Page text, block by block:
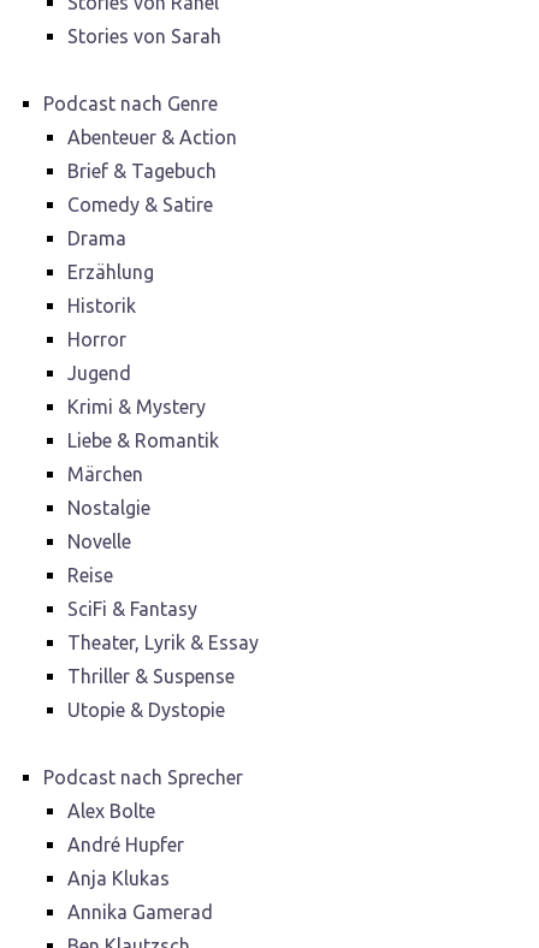
Stories von Sarah
Podcast nach Genre
Abenteuer & Action
Brief & Tagebuch
Comedy & Satire
Drama
Erzählung
Historik
Horror
Jugend
Krimi & Mystery
Liebe & Romantik
Märchen
Nostalgie
Novelle
Reise
SciFi & Fantasy
Theater, Lyrik & Essay
Thriller & Suspense
Utopie & Dystopie
Podcast nach Sprecher
Alex Bolte
André Hupfer
Anja Klukas
Annika Gamerad